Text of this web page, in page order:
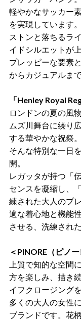
軽やかなサッカー
を実現しています。
ストンと落ちるラ
イドシルエットが
プレッピーな要素
からカジュアルま
「Henley Royal
ロンドンの夏の風
ムズ川舞台に繰り
する華やかな祝祭。
そんな特別な一日
開。
レガッタが持つ「
センスを凝縮し、
練された大人のプ
適な着心地と機能
させる、洗練され
＜PINORE（ピノ
上質で知的な空間
方を楽しみ、描き
イフクロージング
多くの大人の女性
ブランドです。花